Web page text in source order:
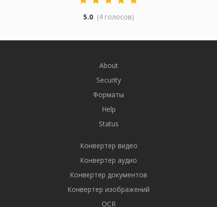
5.0 (4 голосов)
About
Security
Форматы
Help
Status
Конвертер видео
Конвертер аудио
Конвертер документов
Конвертер изображений
OCR